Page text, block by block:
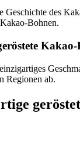
des
Bohnen.
Kakao-
Regionen ab.